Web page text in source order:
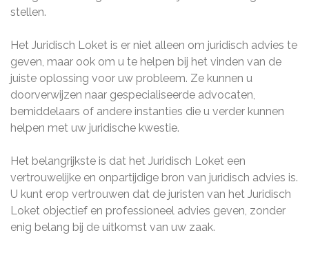
stellen.
Het Juridisch Loket is er niet alleen om juridisch advies te
geven, maar ook om u te helpen bij het vinden van de
juiste oplossing voor uw probleem. Ze kunnen u
doorverwijzen naar gespecialiseerde advocaten,
bemiddelaars of andere instanties die u verder kunnen
helpen met uw juridische kwestie.
Het belangrijkste is dat het Juridisch Loket een
vertrouwelijke en onpartijdige bron van juridisch advies is.
U kunt erop vertrouwen dat de juristen van het Juridisch
Loket objectief en professioneel advies geven, zonder
enig belang bij de uitkomst van uw zaak.